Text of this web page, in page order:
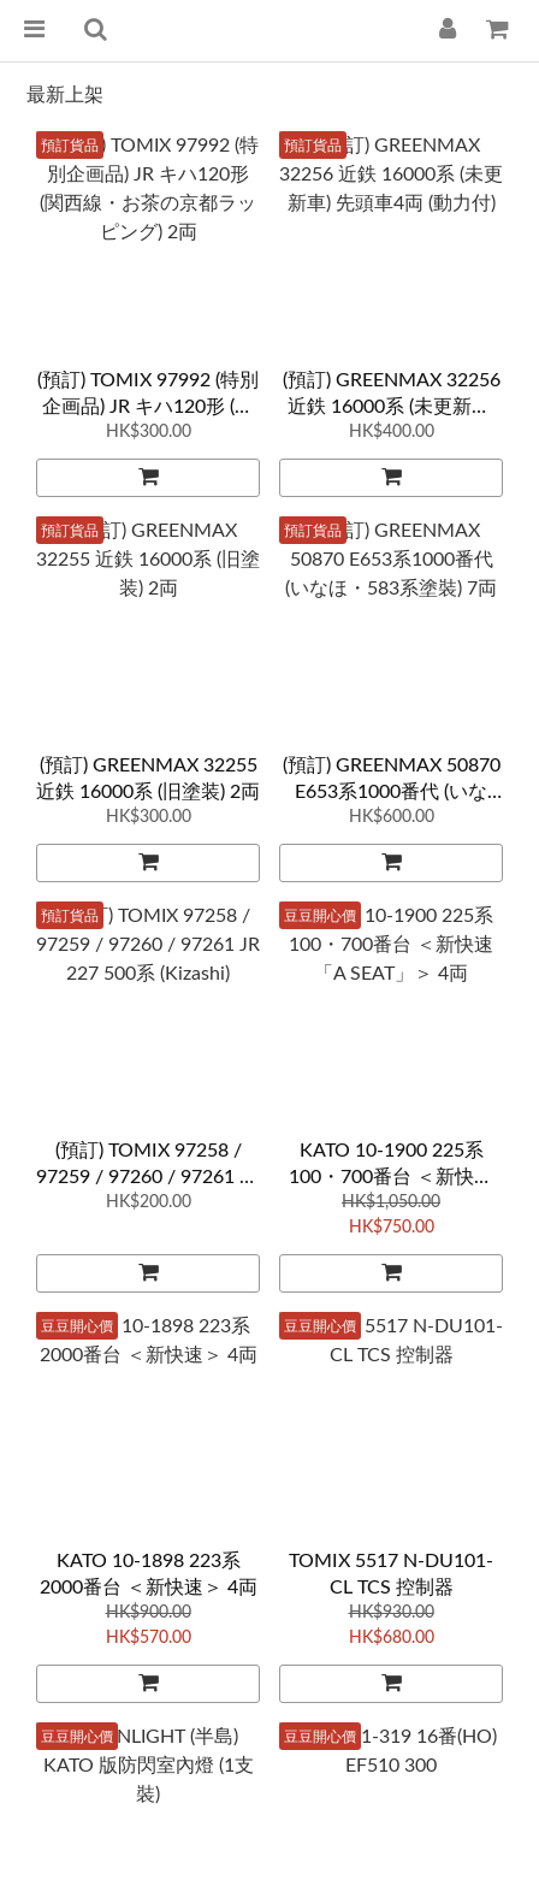
最新上架
預訂貨品
(預訂) TOMIX 97992 (特別
企画品) JR キハ120形 (関
西線・お茶の京都ラッピ
ング) 2両
HK$300.00
預訂貨品
(預訂) GREENMAX 32256
近鉄 16000系 (未更新車)
先頭車4両 (動力付)
HK$400.00
預訂貨品
(預訂) GREENMAX 32255
近鉄 16000系 (旧塗装) 2両
HK$300.00
預訂貨品
(預訂) GREENMAX 50870
E653系1000番代 (いな
ほ・583系塗裝) 7両
HK$600.00
預訂貨品
(預訂) TOMIX 97258 /
97259 / 97260 / 97261 JR
227 500系 (Kizashi)
HK$200.00
豆豆開心價
KATO 10-1900 225系
100・700番台 ＜新快速
「A SEAT」＞ 4両
HK$1,050.00
HK$750.00
豆豆開心價
KATO 10-1898 223系
2000番台 ＜新快速＞ 4両
HK$900.00
HK$570.00
豆豆開心價
TOMIX 5517 N-DU101-
CL TCS 控制器
HK$930.00
HK$680.00
豆豆開心價 豆豆開心價